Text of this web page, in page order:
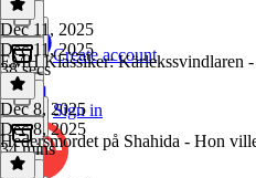
Create account
Sign in
Dec 11, 2025
Dec 11, 2025
38 secs
EMH Klassiker: Kärlekssvindlaren
Dec 8, 2025
Dec 8, 2025
34 mins
Hedersmordet på Shahida - Hon